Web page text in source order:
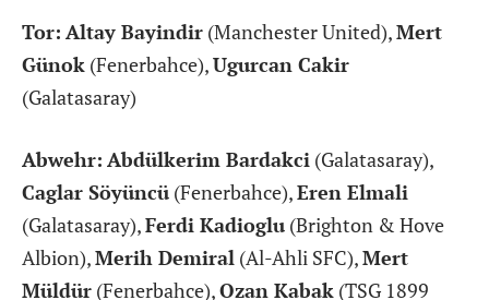
Tor: Altay Bayindir (Manchester United),Mert
Günok (Fenerbahce),Ugurcan Cakir
(Galatasaray)
Abwehr: Abdülkerim Bardakci (Galatasaray),
Caglar Söyüncü (Fenerbahce),Eren Elmali
(Galatasaray),Ferdi Kadioglu (Brighton & Hove
Albion),Merih Demiral (Al-Ahli SFC),Mert
Müldür (Fenerbahce),Ozan Kabak (TSG 1899